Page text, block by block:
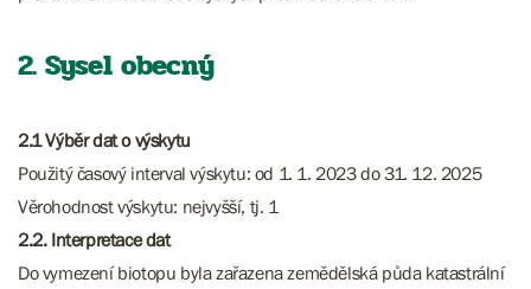
2. Sysel obecný
2.1 Výběr dat o výskytu
Použitý časový interval výskytu: od 1. 1. 2023 do 31. 12. 2025
Věrohodnost výskytu: nejvyšší, tj. 1
2.2. Interpretace dat
Do vymezení biotopu byla zařazena zemědělská půda katastrální